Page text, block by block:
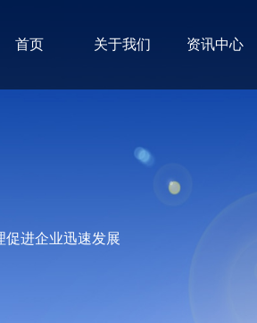
首页 关于我们 资讯中心
促进企业迅速发展